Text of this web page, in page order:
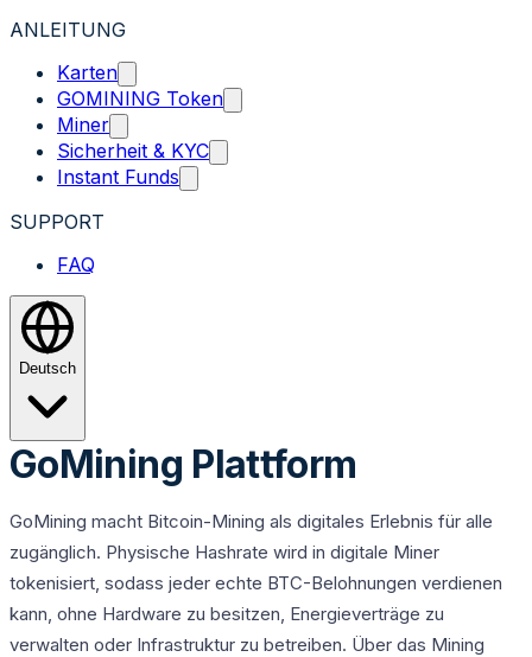
ANLEITUNG
Karten
GOMINING Token
Miner
Sicherheit & KYC
Instant Funds
SUPPORT
FAQ
Deutsch
GoMining Plattform
GoMining macht Bitcoin-Mining als digitales Erlebnis für alle
zugänglich. Physische Hashrate wird in digitale Miner
tokenisiert, sodass jeder echte BTC-Belohnungen verdienen
kann, ohne Hardware zu besitzen, Energieverträge zu
verwalten oder Infrastruktur zu betreiben. Über das Mining